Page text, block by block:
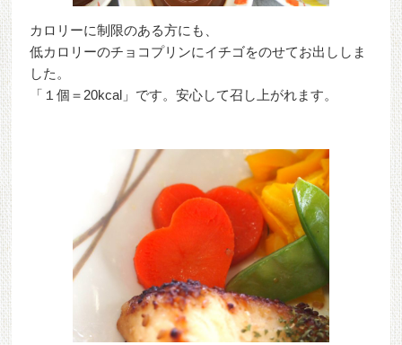
カロリーに制限のある方にも、
低カロリーのチョコプリンにイチゴをのせてお出ししま
した。
「１個＝20kcal」です。安心して召し上がれます。